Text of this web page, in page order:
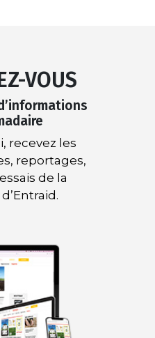
VOUS
recevez les
reportages,
de la